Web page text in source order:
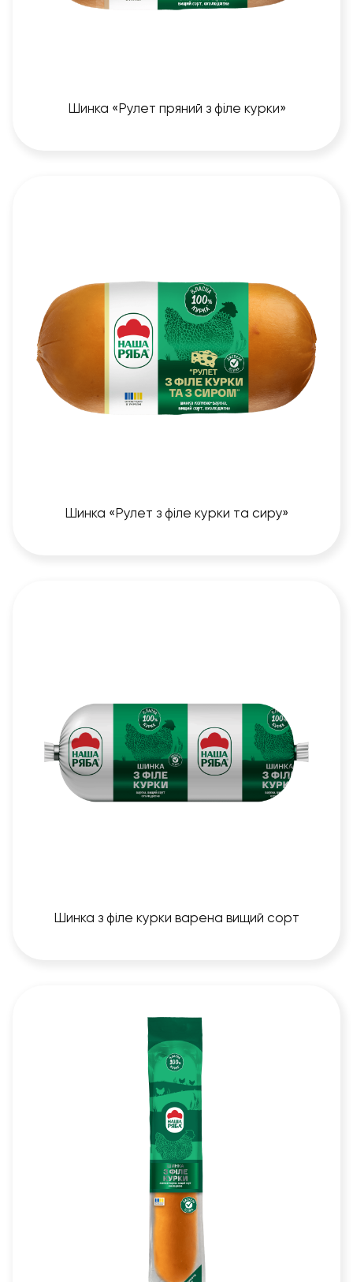
Шинка «Рулет пряний з філе курки»
Шинка «Рулет з філе курки та сиру»
Шинка з філе курки варена вищий сорт